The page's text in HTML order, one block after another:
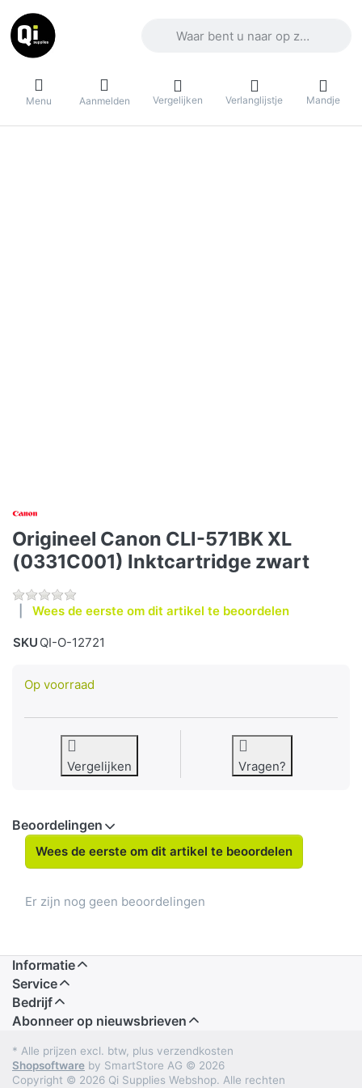
Menu Aanmelden Vergelijken Verlanglijstje Mandje
Origineel Canon CLI-571BK XL
(0331C001) Inktcartridge zwart
Wees de eerste om dit artikel te beoordelen
SKU QI-O-12721
Op voorraad
Vergelijken Vragen?
Beoordelingen
Wees de eerste om dit artikel te beoordelen
Er zijn nog geen beoordelingen
Informatie
Service
Bedrijf
Abonneer op nieuwsbrieven
* Alle prijzen excl. btw, plus verzendkosten
Shopsoftware by SmartStore AG © 2026
Copyright © 2026 Qi Supplies Webshop. Alle rechten